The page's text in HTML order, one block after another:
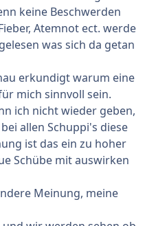
keine Beschwerden
Atemnot ect. werde
was sich da getan
erkundigt warum eine
mich sinnvoll sein.
ich nicht wieder geben,
allen Schuppi's diese
ist das ein zu hoher
Schübe mit auswirken
Meinung, meine